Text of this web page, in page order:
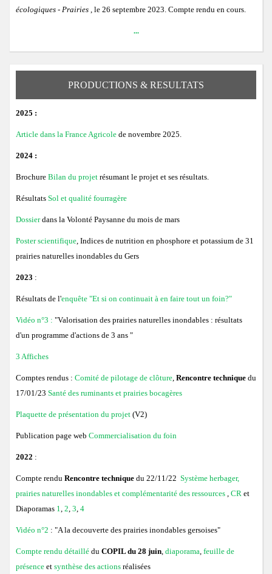
écologiques - Prairies , le 26 septembre 2023. Compte rendu en cours.
...
PRODUCTIONS & RESULTATS
2025 :
Article dans la France Agricole de novembre 2025.
2024 :
Brochure Bilan du projet résumant le projet et ses résultats.
Résultats Sol et qualité fourragère
Dossierdans la Volonté Paysanne du mois de mars
Poster scientifique, Indices de nutrition en phosphore et potassium de 31
prairies naturelles inondables du Gers
2023 :
Résultats de l'enquête "Et si on continuait à en faire tout un foin?"
Vidéo n°3 : "Valorisation des prairies naturelles inondables : résultats
d'un programme d'actions de 3 ans "
3 Affiches
Comptes rendus : Comité de pilotage de clôture, Rencontre technique du
17/01/23 Santé des ruminants et prairies bocagères
Plaquette de présentation du projet (V2)
Publication page web Commercialisation du foin
2022 :
Compte rendu Rencontre technique du 22/11/22 Système herbager,
prairies naturelles inondables et complémentarité des ressources , CR et
Diaporamas 1, 2, 3, 4
Vidéo n°2 : "A la decouverte des prairies inondables gersoises"
Compte rendu détaillé du COPIL du 28 juin, diaporama, feuille de
présence et synthèse des actions réalisées